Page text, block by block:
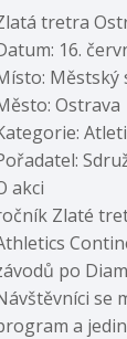
tretra
16.
Městský
Ostrava
akci
Zlaté
po
se
a